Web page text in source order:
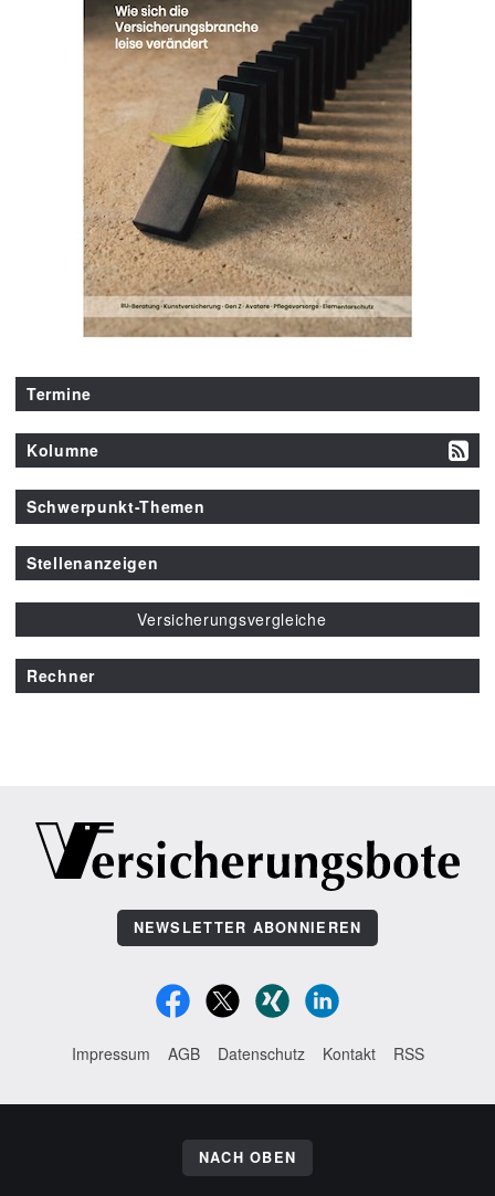
Termine
Kolumne
Schwerpunkt-Themen
Stellenanzeigen
Versicherungsvergleiche
Rechner
NEWSLETTER ABONNIEREN
Impressum AGB Datenschutz Kontakt RSS
NACH OBEN